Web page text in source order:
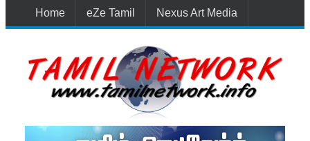
Home eZe Tamil Nexus Art Media